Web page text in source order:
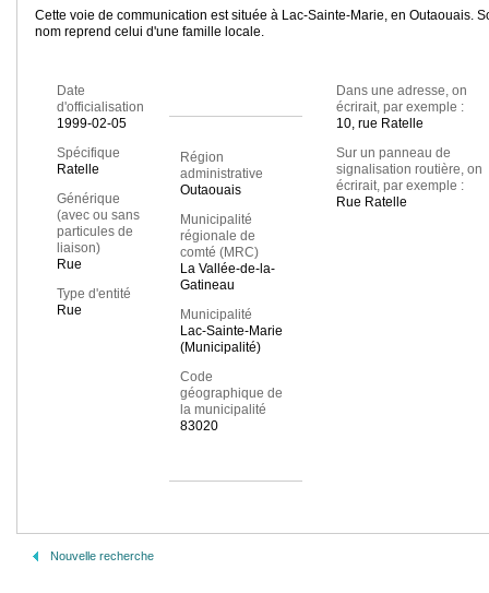
Cette voie de communication est située à Lac-Sainte-Marie, en Outaouais.
nom reprend celui d'une famille locale.
Date
d'officialisation
1999-02-05
Spécifique
Ratelle
Générique
(avec ou sans
particules de
liaison)
Rue
Type d'entité
Rue
Région
administrative
Outaouais
Municipalité
régionale de
comté (MRC)
La Vallée-de-la-
Gatineau
Municipalité
Lac-Sainte-Marie
(Municipalité)
Code
géographique de
la municipalité
83020
Dans une adresse, on
écrirait, par exemple :
10, rue Ratelle
Sur un panneau de
signalisation routière, on
écrirait, par exemple :
Rue Ratelle
Nouvelle recherche